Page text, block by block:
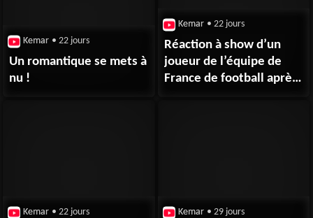
Kemar • 22 jours
Un romantique se mets à
nu !
Kemar • 22 jours
Réaction à show d’un
joueur de l’équipe de
France de football après
Kemar • 22 jours Kemar • 29 jours